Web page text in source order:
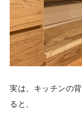
実は、キッチンの
ると、